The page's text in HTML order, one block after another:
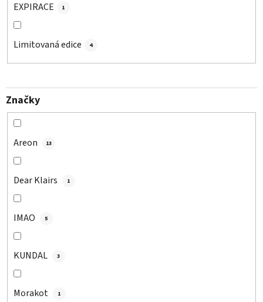
EXPIRACE 1
Limitovaná edice 4
Značky
Areon 13
Dear Klairs 1
IMAO 5
KUNDAL 3
Morakot 1